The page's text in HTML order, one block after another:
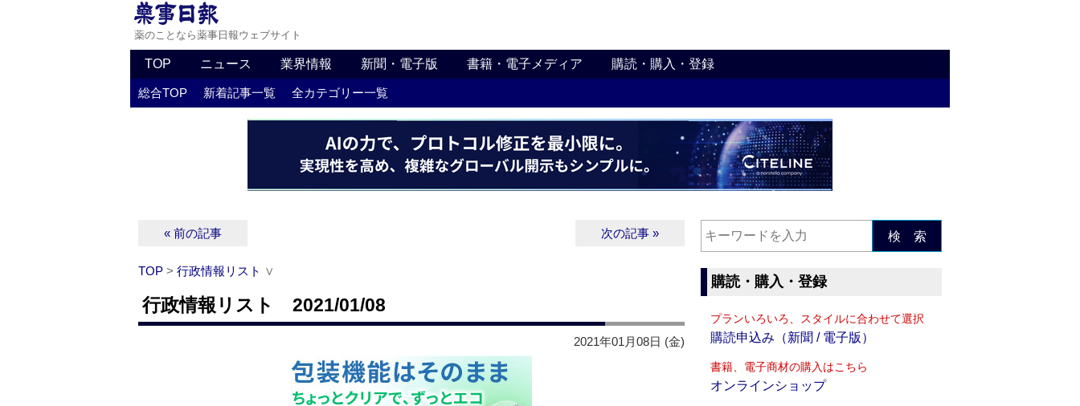
薬のことなら薬事日報ウェブサイト
TOP ニュース 業界情報 新聞・電子版 書籍・電子メディア 購読・購入・登録
総合TOP 新着記事一覧 全カテゴリー一覧
« 前の記事 次の記事 »
TOP > 行政情報リスト ∨
行政情報リスト 2021/01/08
2021年01月08日 (金)
検 索
購読・購入・登録
プランいろいろ、スタイルに合わせて選択
購読申込み（新聞 / 電子版）
書籍、電子商材の購入はこちら
オンラインショップ